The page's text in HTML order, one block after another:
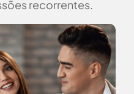
recorrentes.